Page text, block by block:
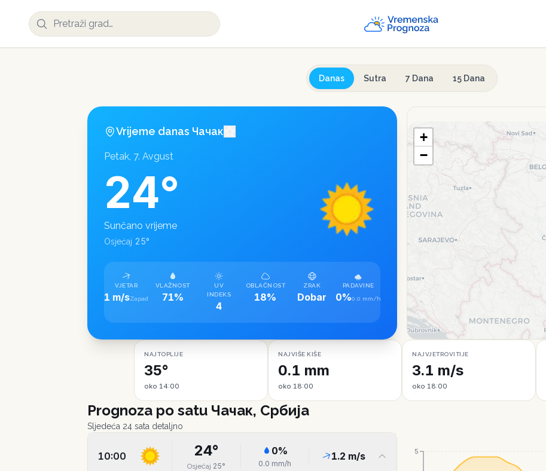
Danas Sutra 7 Dana 15 Dana
Vrijeme danas Чачак
Petak, 7. Avgust
24°
Sunčano vrijeme
Osjećaj 25°
VJETAR
1 m/sZapad
VLAŽNOST
71%
UV
INDEKS
4
OBLAČNOST
18%
ZRAK
Dobar
PADAVINE
0%0.0 mm/h
+
−
NAJTOPLIJE
35°
oko 14:00
NAJVIŠE KIŠE
0.1 mm
oko 18:00
NAJVJETROVITIJE
3.1 m/s
oko 18:00
Prognoza po satu Чачак, Србија
Sljedeća 24 sata detaljno
10:00 24°
Osjećaj 25°
0%
0.0 mm/h
1.2 m/s 5